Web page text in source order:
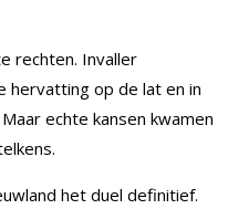
rechten. Invaller
hervatting op de lat en in
echte kansen kwamen
het duel definitief.